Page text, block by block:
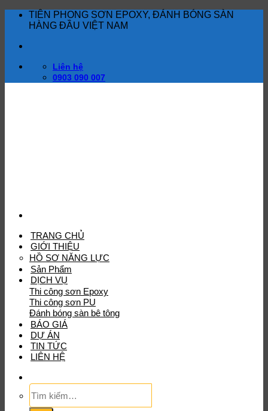
dung
TIÊN PHONG SƠN EPOXY, ĐÁNH BÓNG SÀN
HÀNG ĐẦU VIỆT NAM
Liên hệ
0903 090 007
TRANG CHỦ
GIỚI THIỆU
HỒ SƠ NĂNG LỰC
Sản Phẩm
DỊCH VỤ
Thi công sơn Epoxy
Thi công sơn PU
Đánh bóng sàn bê tông
BÁO GIÁ
DỰ ÁN
TIN TỨC
LIÊN HỆ
Tìm
kiếm: